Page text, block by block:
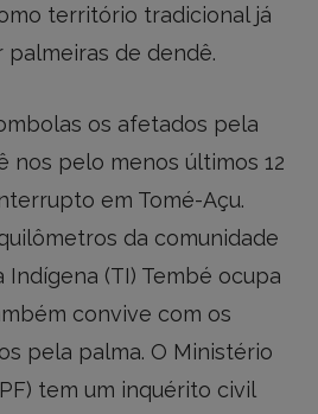
território tradicional já
de dendê.
os afetados pela
nos pelo menos últimos 12
em Tomé-Açu.
da comunidade
Indígena (TI) Tembé ocupa
convive com os
pela palma. O Ministério
tem um inquérito civil